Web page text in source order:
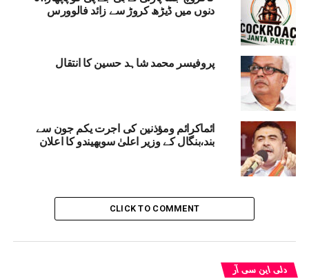
دنوں میں ڈیڑھ کروڑ سے زائد فالوورس
پروفیسر محمد شاہد حسین کا انتقال
ائماکرائم ومؤذنین کی اجرت یکم جون سے
بند،بنگال کے وزیر اعلیٰ سوبھیندو کا اعلان
CLICK TO COMMENT
دلی این سی آر